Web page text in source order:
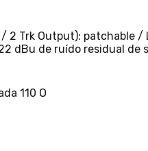
Trk Output): patchable /
dBu de ruído residual de
110 O